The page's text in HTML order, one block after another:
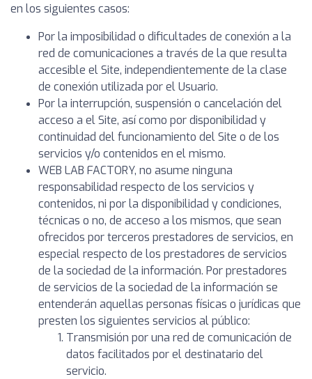
en los siguientes casos:
Por la imposibilidad o dificultades de conexión a la
red de comunicaciones a través de la que resulta
accesible el Site, independientemente de la clase
de conexión utilizada por el Usuario.
Por la interrupción, suspensión o cancelación del
acceso a el Site, así como por disponibilidad y
continuidad del funcionamiento del Site o de los
servicios y/o contenidos en el mismo.
WEB LAB FACTORY, no asume ninguna
responsabilidad respecto de los servicios y
contenidos, ni por la disponibilidad y condiciones,
técnicas o no, de acceso a los mismos, que sean
ofrecidos por terceros prestadores de servicios, en
especial respecto de los prestadores de servicios
de la sociedad de la información. Por prestadores
de servicios de la sociedad de la información se
entenderán aquellas personas físicas o jurídicas que
presten los siguientes servicios al público:
Transmisión por una red de comunicación de
datos facilitados por el destinatario del
servicio.